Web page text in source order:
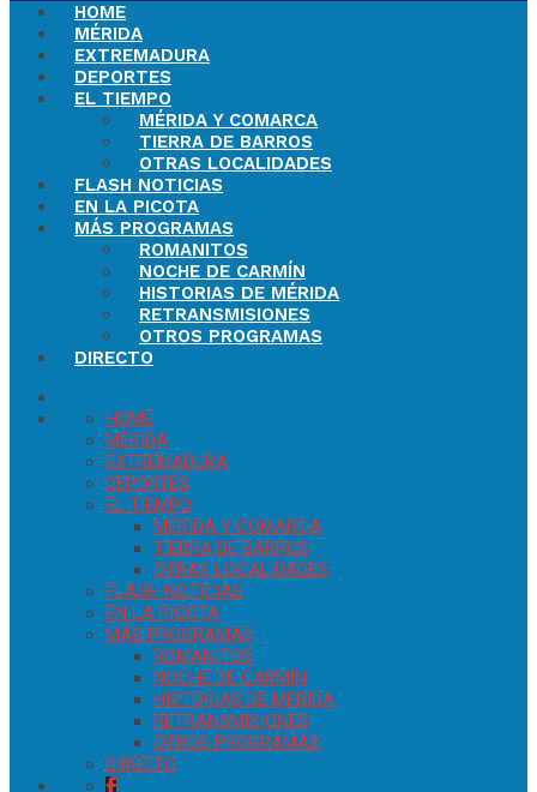
HOME
MÉRIDA
EXTREMADURA
DEPORTES
EL TIEMPO
MÉRIDA Y COMARCA
TIERRA DE BARROS
OTRAS LOCALIDADES
FLASH NOTICIAS
EN LA PICOTA
MÁS PROGRAMAS
ROMANITOS
NOCHE DE CARMÍN
HISTORIAS DE MÉRIDA
RETRANSMISIONES
OTROS PROGRAMAS
DIRECTO
HOME
MÉRIDA
EXTREMADURA
DEPORTES
EL TIEMPO
MÉRIDA Y COMARCA
TIERRA DE BARROS
OTRAS LOCALIDADES
FLASH NOTICIAS
EN LA PICOTA
MÁS PROGRAMAS
ROMANITOS
NOCHE DE CARMÍN
HISTORIAS DE MÉRIDA
RETRANSMISIONES
OTROS PROGRAMAS
DIRECTO